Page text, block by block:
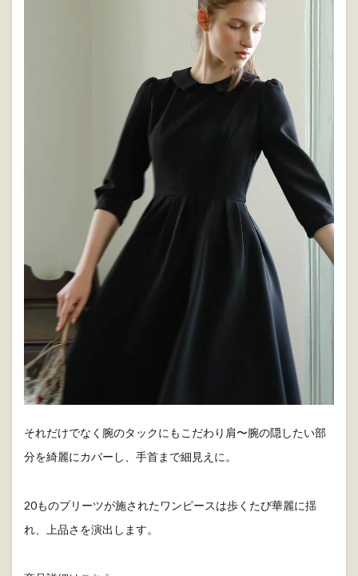
エレガントな襟つきワンピースで小顔に
小顔に見えるためには襟付きのワンピースがおすすめです。
襟の中心を4.5cmあけることで輪郭を細く見せる視覚的効果を
シルエットの綺麗なシンプルワンピースを探している方にお
すすめなのが「キレイ ワンピース エリーヌ」です。